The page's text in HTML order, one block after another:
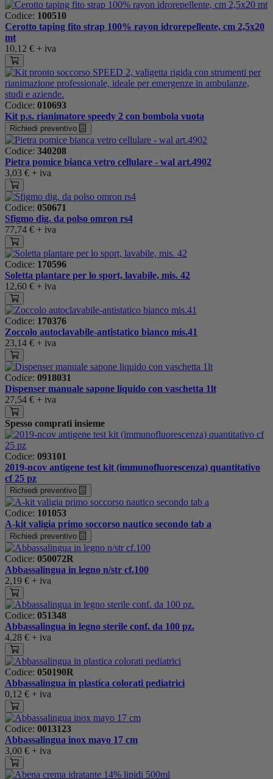
Codice: 100510
Cerotto taping fito strap 100% rayon idrorepellente, cm 2,5x20
mt
10,12 € + iva
Codice: 010693
Kit p.s. rianimatore speedy 2 con bombola vuota
Richiedi preventivo
Codice: 340208
Pietra pomice bianca vetro cellulare - wal art.4902
3,03 € + iva
Codice: 050671
Sfigmo dig. da polso omron rs4
77,74 € + iva
Codice: 170596
Soletta plantare per lo sport, lavabile, mis. 42
12,60 € + iva
Codice: 170376
Zoccolo autoclavabile-antistatico bianco mis.41
23,14 € + iva
Codice: 0918031
Dispenser manuale sapone liquido con vaschetta 1lt
27,54 € + iva
Spesso comprati insieme
Codice: 093101
2019-ncov antigene test kit (immunofluorescenza) quantitativo
cf 25 pz
Richiedi preventivo
Codice: 101053
A-kit valigia primo soccorso nautico secondo tab a
Richiedi preventivo
Codice: 050072R
Abbassalingua in legno n/str cf.100
2,19 € + iva
Codice: 051348
Abbassalingua in legno sterile conf. da 100 pz.
4,28 € + iva
Codice: 050190R
Abbassalingua in plastica colorati pediatrici
0,12 € + iva
Codice: 0013123
Abbassalingua inox mayo 17 cm
3,00 € + iva